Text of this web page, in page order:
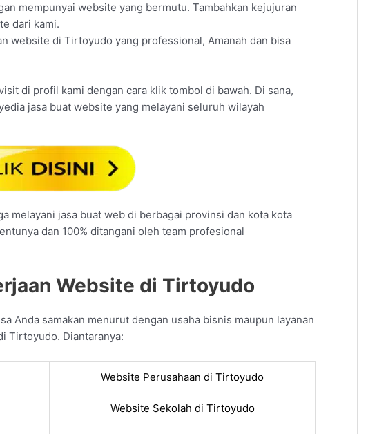
mempunyai website yang bermutu. Tambahkan kejujuran
dari kami.
website di Tirtoyudo yang professional, Amanah dan bisa
di profil kami dengan cara klik tombol di bawah. Di sana,
jasa buat website yang melayani seluruh wilayah
melayani jasa buat web di berbagai provinsi dan kota kota
dan 100% ditangani oleh team profesional
Website di Tirtoyudo
Anda samakan menurut dengan usaha bisnis maupun layanan
Tirtoyudo. Diantaranya:
Website Perusahaan di Tirtoyudo
Website Sekolah di Tirtoyudo